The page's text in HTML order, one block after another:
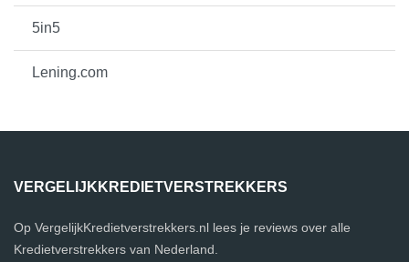
5in5
Lening.com
VERGELIJKKREDIETVERSTREKKERS
Op VergelijkKredietverstrekkers.nl lees je reviews over alle
Kredietverstrekkers van Nederland.